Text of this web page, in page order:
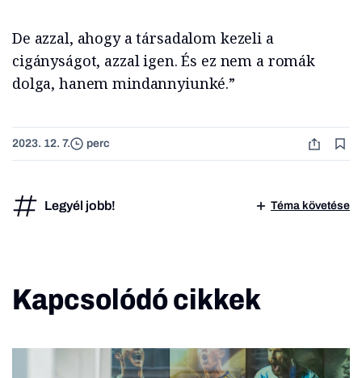
De azzal, ahogy a társadalom kezeli a
cigányságot, azzal igen. És ez nem a romák
dolga, hanem mindannyiunké.”
2023. 12. 7. perc
Legyél jobb! Téma követése
Kapcsolódó cikkek